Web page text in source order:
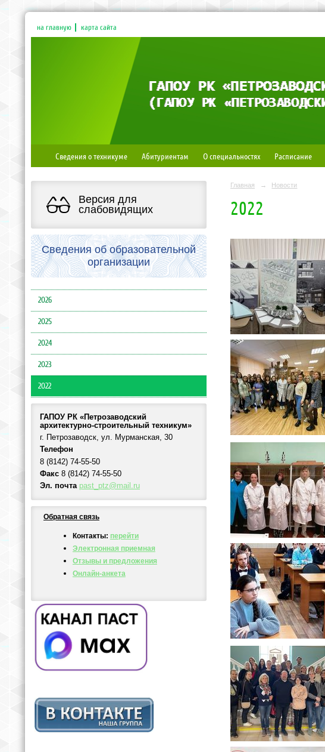
на главную карта сайта
Сведения о техникуме Абитуриентам О специальностях Расписание
Версия для
слабовидящих
Сведения об образовательной
организации
2026
2025
2024
2023
2022
ГАПОУ РК «Петрозаводский
архитектурно-строительный техникум»
г. Петрозаводск, ул. Мурманская, 30
Телефон
8 (8142) 74-55-50
Факс 8 (8142) 74-55-50
Эл. почта past_ptz@mail.ru
Обратная связь
Контакты: перейти
Электронная приемная
Отзывы и предложения
Онлайн-анкета
Главная → Новости
2022